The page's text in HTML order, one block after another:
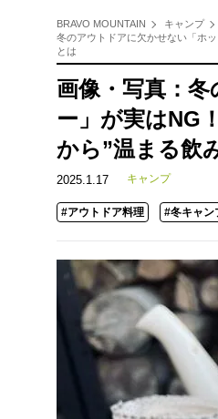
BRAVO MOUNTAIN
キャンプ
冬のアウトドアに欠かせない「ホ
とは
画像・写真：
ー」が実はNG
から”温まる飲
2025.1.17 キャンプ
#アウトドア料理 #冬キャン